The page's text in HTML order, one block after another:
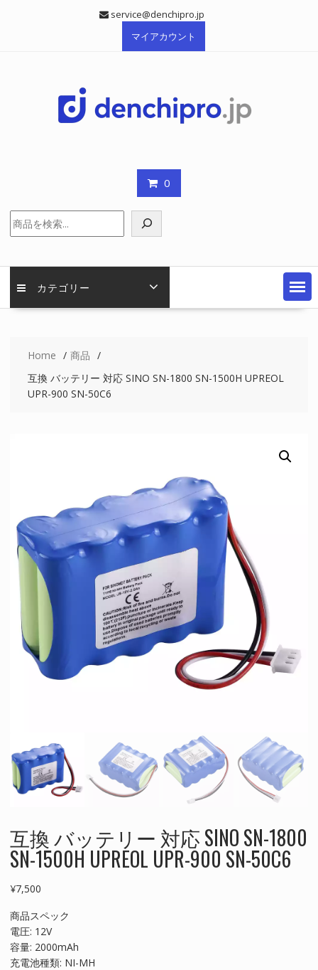
service@denchipro.jp
マイアカウント
0
索
カテゴリー
Home
商品
互換 バッテリー 対応 SINO SN-1800 SN-1500H UPREOL
UPR-900 SN-50C6
互換 バッテリー 対応 SINO SN-1800
SN-1500H UPREOL UPR-900 SN-50C6
¥7,500
商品スペック
電圧: 12V
容量: 2000mAh
充電池種類: NI-MH